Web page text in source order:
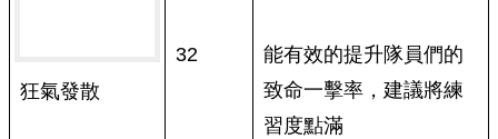
狂氣發散
32
能有效的提升隊員們的
致命一擊率，建議將練
習度點滿